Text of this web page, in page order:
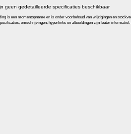
geen gedetailleerde specificaties beschikbaar
is een momentopname en is onder voorbehoud van wijzigingen en
omschrijvingen, hyperlinks en afbeeldingen zijn louter informatief,